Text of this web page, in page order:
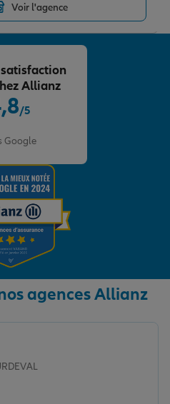
Voir l'agence
/5
Google
Allianz
agences Allianz